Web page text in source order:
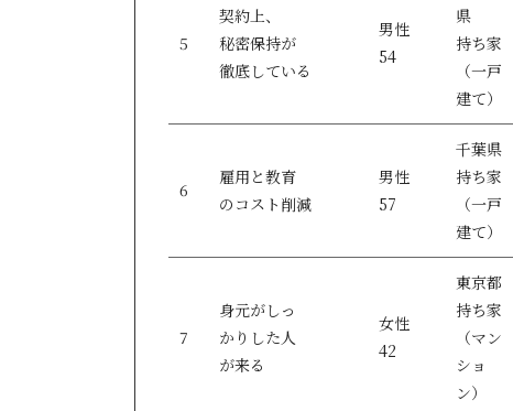
5
契約上、
秘密保持が
徹底している
男性
54
県
持ち家
（一戸
建て）
6
雇用と教育
のコスト削減
男性
57
千葉県
持ち家
（一戸
建て）
7
身元がしっ
かりした人
が来る
女性
42
東京都
持ち家
（マン
ショ
ン）